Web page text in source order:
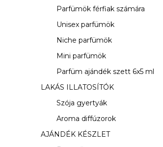
n
Parfümök férfiak számára
Unisex parfümök
Niche parfümök
Mini parfümök
Parfüm ajándék szett 6x5 ml
LAKÁS ILLATOSÍTÓK
Szója gyertyák
Aroma diffúzorok
AJÁNDÉK KÉSZLET